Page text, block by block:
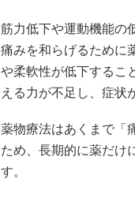
筋力低下や運動機能の
痛みを和らげるために
や柔軟性が低下するこ
える力が不足し、症状
薬物療法はあくまで「
ため、長期的に薬だけ
す。